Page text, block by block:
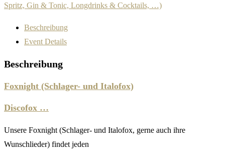
Spritz, Gin & Tonic, Longdrinks & Cocktails, …)
Beschreibung
Event Details
Beschreibung
Foxnight (Schlager- und Italofox)
Discofox …
Unsere Foxnight (Schlager- und Italofox, gerne auch ihre
Wunschlieder) findet jeden